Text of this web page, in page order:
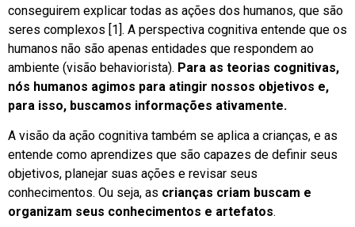
conseguirem explicar todas as ações dos humanos, que são
seres complexos [1]. A perspectiva cognitiva entende que os
humanos não são apenas entidades que respondem ao
ambiente (visão behaviorista). Para as teorias cognitivas,
nós humanos agimos para atingir nossos objetivos e,
para isso, buscamos informações ativamente.
A visão da ação cognitiva também se aplica a crianças, e as
entende como aprendizes que são capazes de definir seus
objetivos, planejar suas ações e revisar seus
conhecimentos. Ou seja, as crianças criam buscam e
organizam seus conhecimentos e artefatos.